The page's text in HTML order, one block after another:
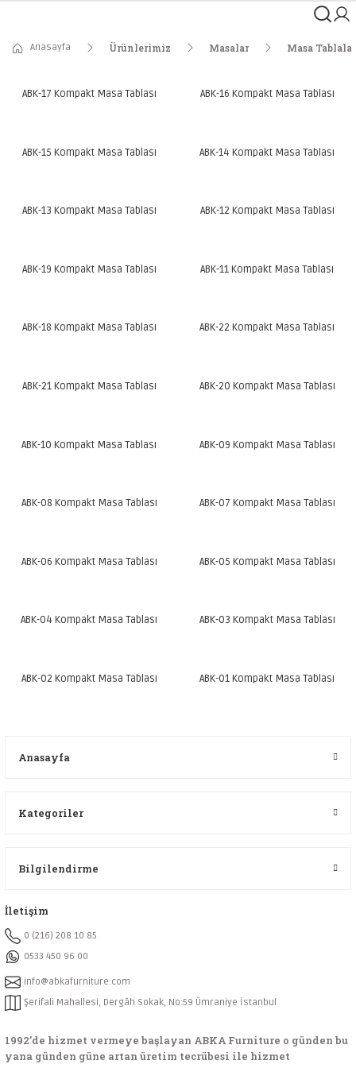
Anasayfa Ürünlerimiz Masalar Masa
ABK-17 Kompakt Masa Tablası ABK-16 Kompakt Masa Tablası
ABK-15 Kompakt Masa Tablası ABK-14 Kompakt Masa Tablası
ABK-13 Kompakt Masa Tablası ABK-12 Kompakt Masa Tablası
ABK-19 Kompakt Masa Tablası ABK-11 Kompakt Masa Tablası
ABK-18 Kompakt Masa Tablası ABK-22 Kompakt Masa Tablası
ABK-21 Kompakt Masa Tablası ABK-20 Kompakt Masa Tablası
ABK-10 Kompakt Masa Tablası ABK-09 Kompakt Masa Tablası
ABK-08 Kompakt Masa Tablası ABK-07 Kompakt Masa Tablası
ABK-06 Kompakt Masa Tablası ABK-05 Kompakt Masa Tablası
ABK-04 Kompakt Masa Tablası ABK-03 Kompakt Masa Tablası
ABK-02 Kompakt Masa Tablası ABK-01 Kompakt Masa Tablası
Anasayfa
Kategoriler
Bilgilendirme
İletişim
0 (216) 208 10 85
0533 450 96 00
info@abkafurniture.com
Şerifali Mahallesi, Dergâh Sokak, No:59 Ümraniye İstanbul
1992’de hizmet vermeye başlayan ABKA Furniture o günden bu
yana günden güne artan üretim tecrübesi ile hizmet